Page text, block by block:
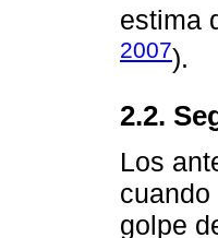
estima
2007).
2.2.
Los
golpe